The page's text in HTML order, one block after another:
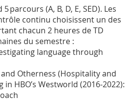
5parcours (A, B, D, E, SED). Les
continu choisissent un des
chacun 2 heures de TD
du semestre :
language through
Otherness (Hospitality and
HBO’s Westworld (2016-2022):